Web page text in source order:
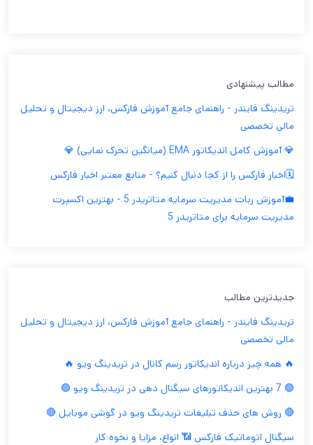
مطالب پیشنهادی
تریدینگ فایندر - راهنمای جامع آموزش فارکس، ارز دیجیتال و تحلیل
مالی تخصصی
💎 آموزش کامل اندیکاتور EMA (میانگین تحرک نمایی) 💎
🗓️اخبار فارکس را از کجا دنبال کنیم؟ - منابع معتبر اخبار فارکس
💼آموزش ربات مدیریت سرمایه متاتریدر 5 - بهترین اکسپرت
مدیریت سرمایه برای متاتریدر 5
جدیدترین مطالب
تریدینگ فایندر - راهنمای جامع آموزش فارکس، ارز دیجیتال و تحلیل
مالی تخصصی
🔥 همه چیز درباره اندیکاتور رسم کانال در تریدینگ ویو 🔥
🟢 7 بهترین اندیکاتورهای سیگنال دهی در تریدینگ ویو 🟢
🔴 روش های حذف تبلیغات تریدینگ ویو در گوشی موبایل 🔴
سیگنال اتوماتیک فارکس 📶 انواع، مزایا و نحوه کار